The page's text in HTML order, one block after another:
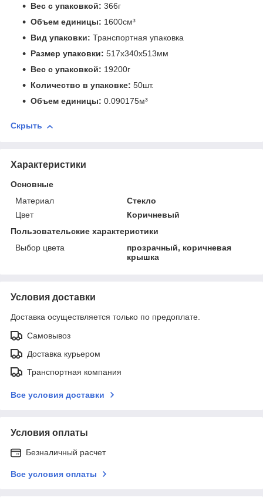
Вес с упаковкой: 366г
Объем единицы: 1600см³
Вид упаковки: Транспортная упаковка
Размер упаковки: 517x340x513мм
Вес с упаковкой: 19200г
Количество в упаковке: 50шт.
Объем единицы: 0.090175м³
Скрыть
Характеристики
Основные
Материал
Стекло
Цвет
Коричневый
Пользовательские характеристики
Выбор цвета
прозрачный, коричневая
крышка
Условия доставки
Доставка осуществляется только по предоплате.
Самовывоз
Доставка курьером
Транспортная компания
Все условия доставки
Условия оплаты
Безналичный расчет
Все условия оплаты